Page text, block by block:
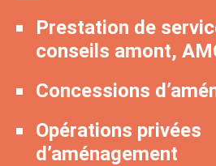
Prestation de
conseils amont,
Concessions
Opérations privées
d’aménagement